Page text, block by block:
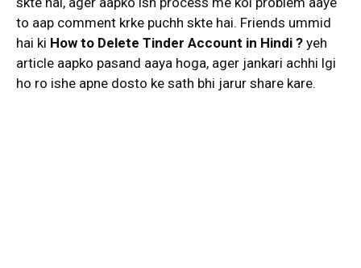
to aap comment krke puchh skte hai. Friends ummid
hai ki How to Delete Tinder Account in Hindi ? yeh
article aapko pasand aaya hoga, ager jankari achhi lgi
ho ro ishe apne dosto ke sath bhi jarur share kare.